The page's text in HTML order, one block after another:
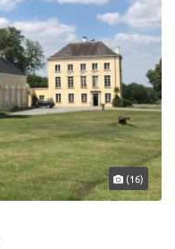
(16)